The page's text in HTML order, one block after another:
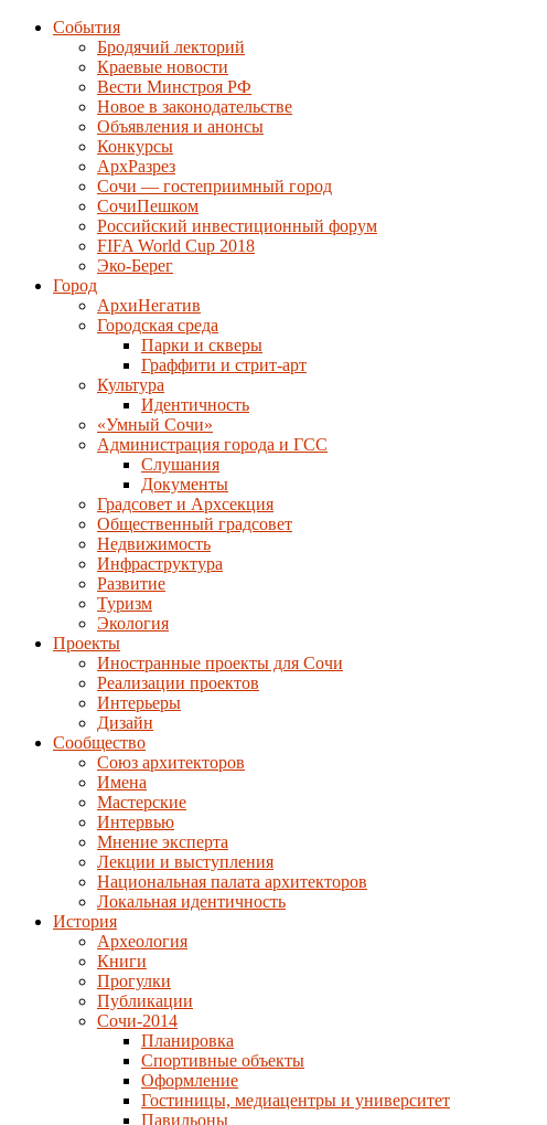
События
Бродячий лекторий
Краевые новости
Вести Минстроя РФ
Новое в законодательстве
Объявления и анонсы
Конкурсы
АрхРазрез
Сочи — гостеприимный город
СочиПешком
Российский инвестиционный форум
FIFA World Cup 2018
Эко-Берег
Город
АрхиНегатив
Городская среда
Парки и скверы
Граффити и стрит-арт
Культура
Идентичность
«Умный Сочи»
Администрация города и ГСС
Слушания
Документы
Градсовет и Архсекция
Общественный градсовет
Недвижимость
Инфраструктура
Развитие
Туризм
Экология
Проекты
Иностранные проекты для Сочи
Реализации проектов
Интерьеры
Дизайн
Сообщество
Союз архитекторов
Имена
Мастерские
Интервью
Мнение эксперта
Лекции и выступления
Национальная палата архитекторов
Локальная идентичность
История
Археология
Книги
Прогулки
Публикации
Сочи-2014
Планировка
Спортивные объекты
Оформление
Гостиницы, медиацентры и университет
Павильоны